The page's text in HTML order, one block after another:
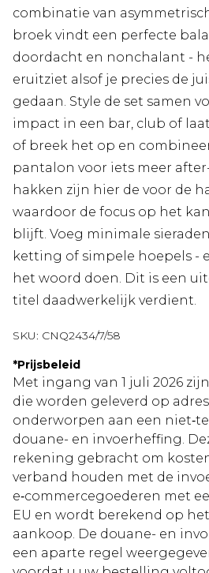
combinatie van
broek vindt een perfecte
doordacht en nonchalant -
eruitziet alsof je precies de
gedaan. Style de set samen
impact in een bar, club of
of breek het op en
pantalon voor iets meer
hakken zijn hier de voor de
waardoor de focus op het
blijft. Voeg minimale
ketting of simpele hoepels -
het woord doen. Dit is een
titel daadwerkelijk verdient.
SKU: CNQ2434/7/58
*Prijsbeleid
Met ingang van 1 juli 2026
die worden geleverd op
onderworpen aan een
douane- en invoerheffing.
rekening gebracht om
verband houden met de
e‑commercegoederen met
EU en wordt berekend op
aankoop. De douane- en
een aparte regel